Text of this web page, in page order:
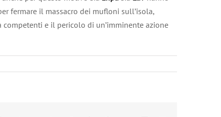
fermare il massacro dei mufloni sull’isola,
e il pericolo di un’imminente azione